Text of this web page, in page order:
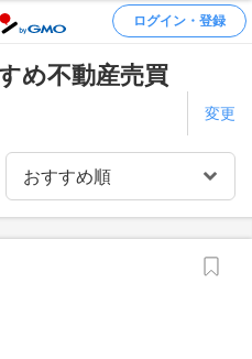
ログイン・登録
め不動産売買
変更